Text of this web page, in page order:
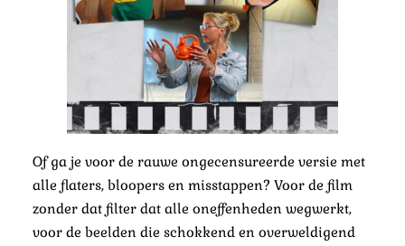
Of ga je voor de rauwe ongecensureerde versie met
alle flaters, bloopers en misstappen? Voor de film
zonder dat filter dat alle oneffenheden wegwerkt,
voor de beelden die schokkend en overweldigend